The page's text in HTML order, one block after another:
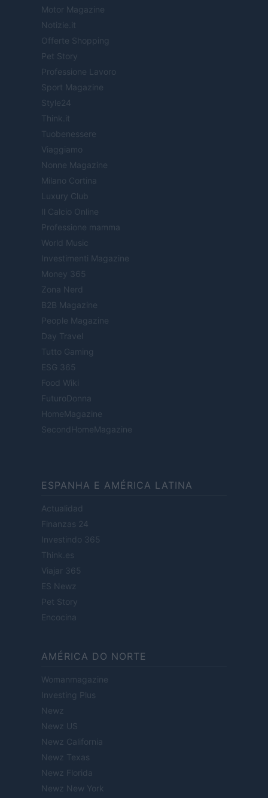
Motor Magazine
Notizie.it
Offerte Shopping
Pet Story
Professione Lavoro
Sport Magazine
Style24
Think.it
Tuobenessere
Viaggiamo
Nonne Magazine
Milano Cortina
Luxury Club
Il Calcio Online
Professione mamma
World Music
Investimenti Magazine
Money 365
Zona Nerd
B2B Magazine
People Magazine
Day Travel
Tutto Gaming
ESG 365
Food Wiki
FuturoDonna
HomeMagazine
SecondHomeMagazine
ESPANHA E AMÉRICA LATINA
Actualidad
Finanzas 24
Investindo 365
Think.es
Viajar 365
ES Newz
Pet Story
Encocina
AMÉRICA DO NORTE
Womanmagazine
Investing Plus
Newz
Newz US
Newz California
Newz Texas
Newz Florida
Newz New York